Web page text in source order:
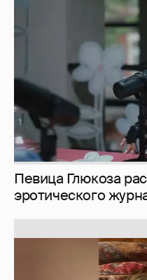
Певица Глюкоза
эротического